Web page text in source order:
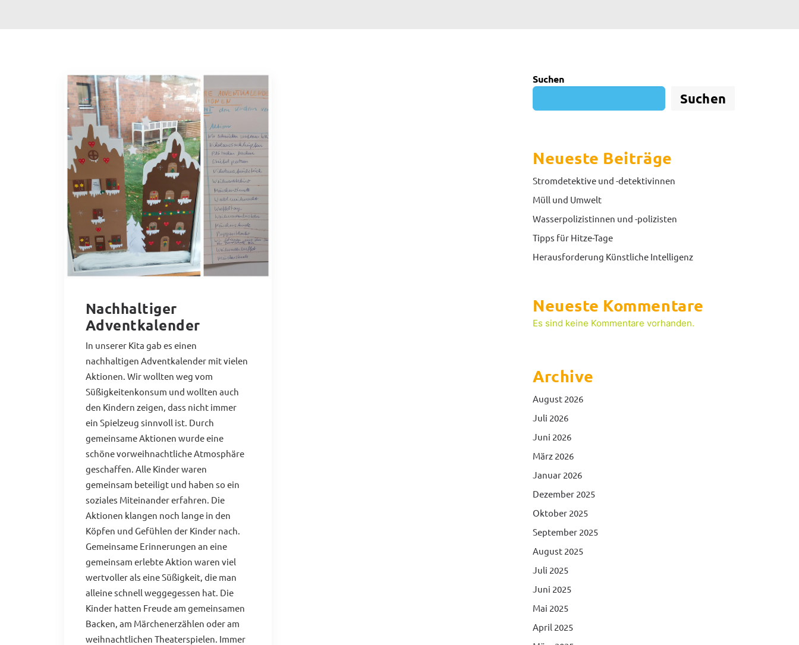
Nachhaltiger
Adventkalender
In unserer Kita gab es einen
nachhaltigen Adventkalender mit vielen
Aktionen. Wir wollten weg vom
Süßigkeitenkonsum und wollten auch
den Kindern zeigen, dass nicht immer
ein Spielzeug sinnvoll ist. Durch
gemeinsame Aktionen wurde eine
schöne vorweihnachtliche Atmosphäre
geschaffen. Alle Kinder waren
gemeinsam beteiligt und haben so ein
soziales Miteinander erfahren. Die
Aktionen klangen noch lange in den
Köpfen und Gefühlen der Kinder nach.
Gemeinsame Erinnerungen an eine
gemeinsam erlebte Aktion waren viel
wertvoller als eine Süßigkeit, die man
alleine schnell weggegessen hat. Die
Kinder hatten Freude am gemeinsamen
Backen, am Märchenerzählen oder am
weihnachtlichen Theaterspielen. Immer
Suchen
Suchen
Neueste Beiträge
Stromdetektive und -detektivinnen
Müll und Umwelt
Wasserpolizistinnen und -polizisten
Tipps für Hitze-Tage
Herausforderung Künstliche Intelligenz
Neueste Kommentare
Es sind keine Kommentare vorhanden.
Archive
August 2026
Juli 2026
Juni 2026
März 2026
Januar 2026
Dezember 2025
Oktober 2025
September 2025
August 2025
Juli 2025
Juni 2025
Mai 2025
April 2025